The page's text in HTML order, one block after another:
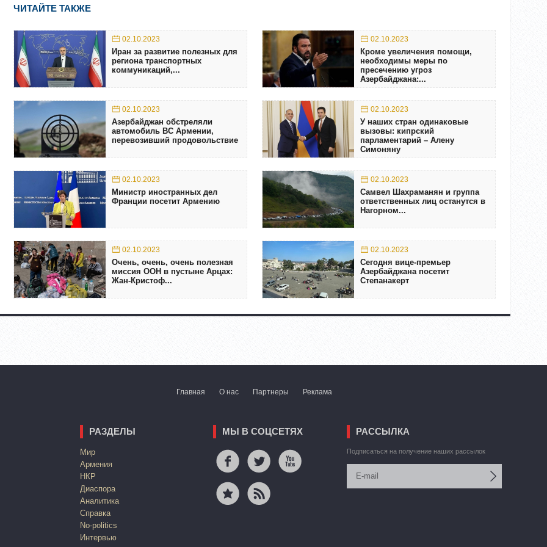
ЧИТАЙТЕ ТАКЖЕ
02.10.2023
Иран за развитие полезных для
региона транспортных
коммуникаций,...
02.10.2023
Кроме увеличения помощи,
необходимы меры по
пресечению угроз
Азербайджана:...
02.10.2023
Азербайджан обстреляли
автомобиль ВС Армении,
перевозивший продовольствие
02.10.2023
У наших стран одинаковые
вызовы: кипрский
парламентарий – Алену
Симоняну
02.10.2023
Министр иностранных дел
Франции посетит Армению
02.10.2023
Самвел Шахраманян и группа
ответственных лиц останутся в
Нагорном...
02.10.2023
Очень, очень, очень полезная
миссия ООН в пустыне Арцах:
Жан-Кристоф...
02.10.2023
Сегодня вице-премьер
Азербайджана посетит
Степанакерт
Главная О нас Партнеры Реклама
РАЗДЕЛЫ
Mир
Армения
НКР
Диаспора
Аналитика
Справка
No-politics
Интервью
МЫ В СОЦСЕТЯХ РАССЫЛКА
Подписаться на получение наших рассылок